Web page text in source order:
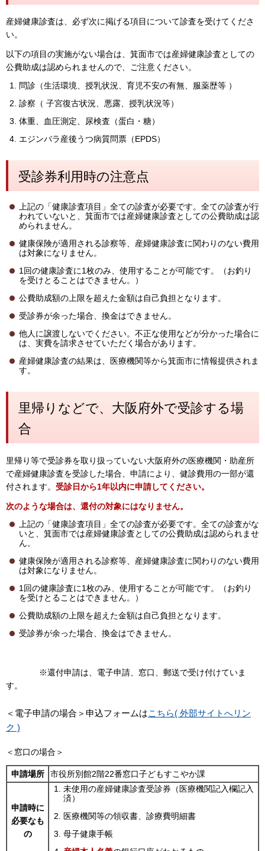
産婦健康診査は、必ず次に掲げる項目について診査を受けてくださ
い。
以下の項目の実施がない場合は、箕面市では産婦健康診査としての
公費助成は認められませんので、ご注意ください。
問診（生活環境、授乳状況、育児不安の有無、服薬歴等 ）
診察（ 子宮復古状況、悪露、授乳状況等）
体重、血圧測定、尿検査（蛋白・糖）
エジンバラ産後うつ病質問票（EPDS）
受診券利用時の注意点
上記の「健康診査項目」全ての診査が必要です。全ての診査が行
われていないと、箕面市では産婦健康診査としての公費助成は認
められません。
健康保険が適用される診察等、産婦健康診査に関わりのない費用
は対象になりません。
1回の健康診査に1枚のみ、使用することが可能です。（お釣り
を受けとることはできません。）
公費助成額の上限を超えた金額は自己負担となります。
受診券が余った場合、換金はできません。
他人に譲渡しないでください。不正な使用などが分かった場合に
は、実費を請求させていただく場合があります。
産婦健康診査の結果は、医療機関等から箕面市に情報提供されま
す。
里帰りなどで、大阪府外で受診する場
合
里帰り等で受診券を取り扱っていない大阪府外の医療機関・助産所
で産婦健康診査を受診した場合、申請により、健診費用の一部が還
付されます。 受診日から1年以内に申請してください。
次のような場合は、還付の対象にはなりません。
上記の「健康診査項目」全ての診査が必要です。全ての診査がな
いと、箕面市では産婦健康診査としての公費助成は認められませ
ん。
健康保険が適用される診察等、産婦健康診査に関わりのない費用
は対象になりません。
1回の健康診査に1枚のみ、使用することが可能です。（お釣り
を受けとることはできません。）
公費助成額の上限を超えた金額は自己負担となります。
受診券が余った場合、換金はできません。
※還付申請は、電子申請、窓口、郵送で受け付けていま
す。
＜電子申請の場合＞申込フォームはこちら( 外部サイトへリン
ク )
＜窓口の場合＞
申請場所 市役所別館2階22番窓口子どもすこやか課
申請時に
必要なも
の
未使用の産婦健康診査受診券（医療機関記入欄記入
済）
医療機関等の領収書、診療費明細書
母子健康手帳